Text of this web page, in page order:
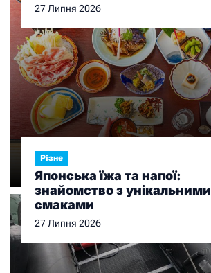
27 Липня 2026
Різне
Японська їжа та напої:
знайомство з унікальними
смаками
27 Липня 2026